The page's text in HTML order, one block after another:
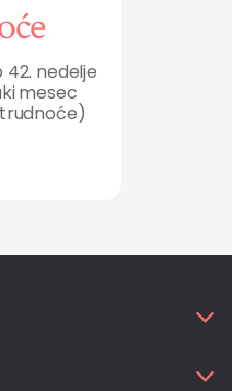
42. nedelje
mesec